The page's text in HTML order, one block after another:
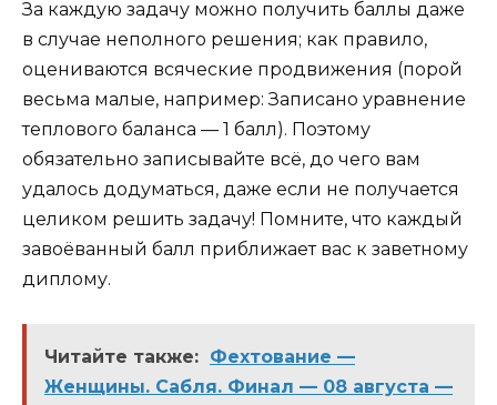
За каждую задачу можно получить баллы даже
в случае неполного решения; как правило,
оцениваются всяческие продвижения (порой
весьма малые, например: Записано уравнение
теплового баланса — 1 балл). Поэтому
обязательно записывайте всё, до чего вам
удалось додуматься, даже если не получается
целиком решить задачу! Помните, что каждый
завоёванный балл приближает вас к заветному
диплому.
Читайте также: Фехтование —
Женщины. Сабля. Финал — 08 августа —